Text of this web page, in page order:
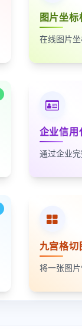
图片坐标
企业信用
九宫格切